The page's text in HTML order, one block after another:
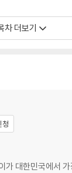
로 말하지 않는다.
하죠.
on
차 더보기
청
가 대한민국에서